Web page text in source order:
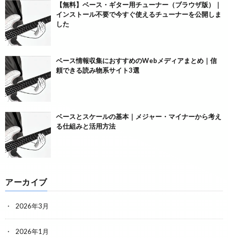
【無料】ベース・ギター用チューナー（ブラウザ版）｜
インストール不要で今すぐ使えるチューナーを公開しま
した
ベース情報収集におすすめのWebメディアまとめ｜信
頼できる読み物系サイト3選
ベースとスケールの基本｜メジャー・マイナーから考え
る仕組みと活用方法
アーカイブ
2026年3月
2026年1月